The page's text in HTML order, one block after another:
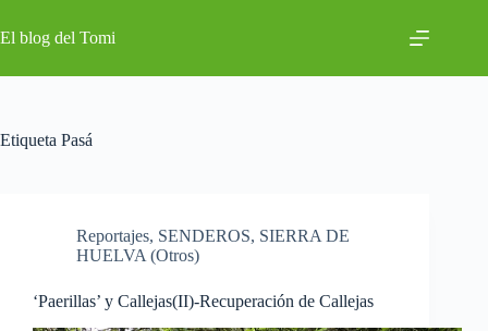
al
contenido
El blog del Tomi
Etiqueta Pasá
Reportajes, SENDEROS, SIERRA DE
HUELVA (Otros)
‘Paerillas’ y Callejas(II)-Recuperación de Callejas